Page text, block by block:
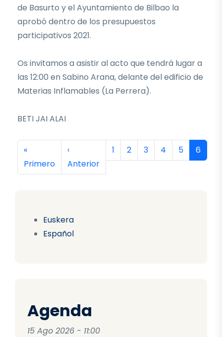
Euskera
Español
Agenda
15 Ago 2026 - 11:00
de Basurto y el Ayuntamiento de Bilbao la
aprobó dentro de los presupuestos
participativos 2021.
Os invitamos a asistir al acto que tendrá lugar a
las 12:00 en Sabino Arana, delante del edificio de
Materias Inflamables (La Perrera).
BETI JAI ALAI
Paginación
Primera página
«
Primero
Página anterior
‹
Anterior
Página
1 Página
2 Página
3 Página
4 Página
5 6